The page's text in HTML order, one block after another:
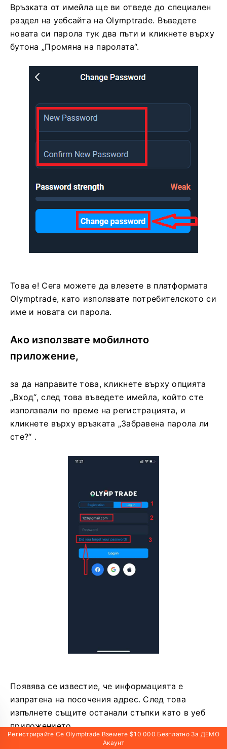
Връзката от имейла ще ви отведе до специален
раздел на уебсайта на Olymptrade. Въведете
новата си парола тук два пъти и кликнете върху
бутона „Промяна на паролата“.
Това е! Сега можете да влезете в платформата
Olymptrade, като използвате потребителското си
име и новата си парола.
Ако използвате мобилното
приложение,
за да направите това, кликнете върху опцията
„Вход“, след това въведете имейла, който сте
използвали по време на регистрацията, и
кликнете върху връзката „Забравена парола ли
сте?“ .
Появява се известие, че информацията е
изпратена на посочения адрес. След това
изпълнете същите останали стъпки като в уеб
приложението
Регистрирайте Се Olymptrade Вземете $10 000 Безплатно За ДЕМО
Акаунт